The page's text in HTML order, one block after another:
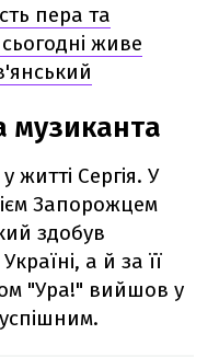
пера та
живе
музиканта
житті Сергія. У
Запорожцем
здобув
а й за її
"Ура!" вийшов у